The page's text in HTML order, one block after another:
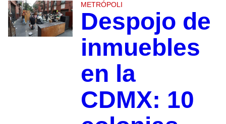
METRÓPOLI
Despojo de
inmuebles
en la
CDMX: 10